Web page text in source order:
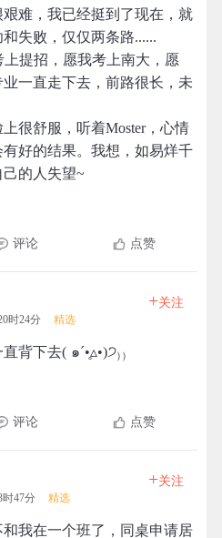
难，我已经挺到了现在，就
失败，仅仅两条路......
提招，愿我考上南大，愿
一直走下去，前路很长，未
很舒服，听着Moster，心情
好的结果。我想，如易烊千
的人失望~
评论 点赞
时24分 精选
+关注
背下去( ๑ˊ•̥▵•)੭₎₎
评论 点赞
时47分 精选
+关注
我在一个班了，同桌申请居